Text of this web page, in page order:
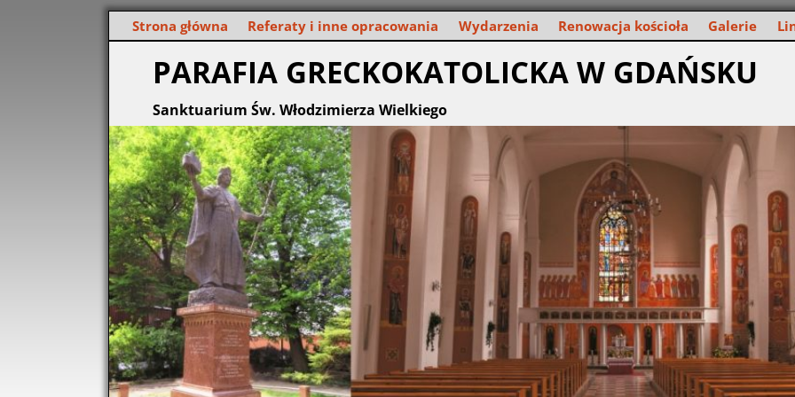
Strona główna Referaty i inne opracowania Wydarzenia Renowacja kościoła Galerie
PARAFIA GRECKOKATOLICKA W GDAŃSKU
Sanktuarium Św. Włodzimierza Wielkiego